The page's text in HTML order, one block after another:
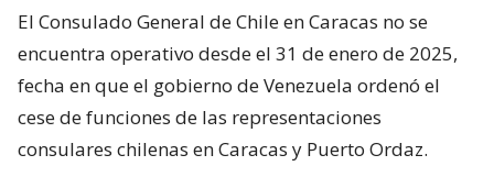
El Consulado General de Chile en Caracas no se
encuentra operativo desde el 31 de enero de 2025,
fecha en que el gobierno de Venezuela ordenó el
cese de funciones de las representaciones
consulares chilenas en Caracas y Puerto Ordaz.